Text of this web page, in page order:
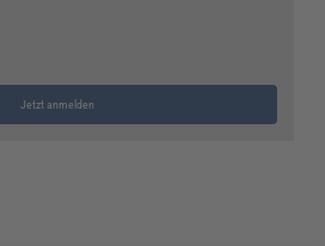
Jetzt anmelden